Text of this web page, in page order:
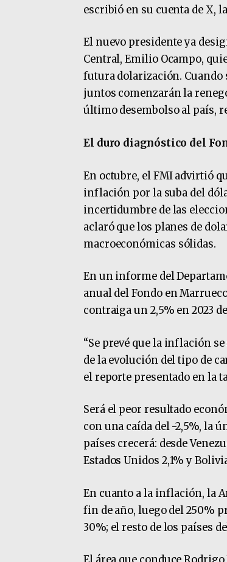
escribió en su cuenta de X,
El nuevo presidente ya
Central, Emilio Ocampo,
futura dolarización.
juntos comenzarán la
último desembolso al país,
El duro diagnóstico del
En octubre, el FMI advirtió
inflación por la suba del
incertidumbre de las
aclaró que los planes de
macroeconómicas sólidas.
En un informe del
anual del Fondo en
contraiga un 2,5% en 2023
“Se prevé que la inflación
de la evolución del tipo de
el reporte presentado en la
Será el peor resultado
con una caída del -2,5%, la
países crecerá: desde
Estados Unidos 2,1% y
En cuanto a la inflación, la
fin de año, luego del 250%
30%; el resto de los países